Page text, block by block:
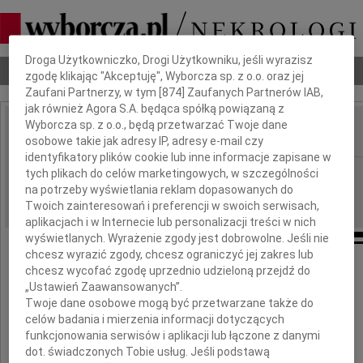
Nekrologi Odeszli Poradnik pogrzebowy
IMIĘ I NAZWISKO:
REGION: Łódź
DATA EMISJI: 12.04.2011
Z głębokim żalem żegnamy Zmarłego
dr. n. med.
Zdzisława Kordona
Dbamy o Twoją prywatność
Droga Użytkowniczko, Drogi Użytkowniku, jeśli wyrazisz
zgodę klikając "Akceptuję", Wyborcza sp. z o.o. oraz jej
Zaufani Partnerzy, w tym [874 ] Zaufanych Partnerów IAB,
jak również Agora S.A. będąca spółką powiązaną z
Wyborcza sp. z o.o., będą przetwarzać Twoje dane
osobowe takie jak adresy IP, adresy e-mail czy
identyfikatory plików cookie lub inne informacje zapisane w
tych plikach do celów marketingowych, w szczególności
na potrzeby wyświetlania reklam dopasowanych do
Twoich zainteresowań i preferencji w swoich serwisach,
aplikacjach i w Internecie lub personalizacji treści w nich
wyświetlanych. Wyrażenie zgody jest dobrowolne. Jeśli nie
chcesz wyrazić zgody, chcesz ograniczyć jej zakres lub
chcesz wycofać zgodę uprzednio udzieloną przejdź do
„Ustawień Zaawansowanych”.
Twoje dane osobowe mogą być przetwarzane także do
celów badania i mierzenia informacji dotyczących
funkcjonowania serwisów i aplikacji lub łączone z danymi
dot. świadczonych Tobie usług. Jeśli podstawą